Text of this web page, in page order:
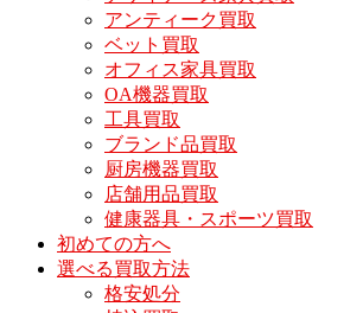
アンティーク買取
ベット買取
オフィス家具買取
OA機器買取
工具買取
ブランド品買取
厨房機器買取
店舗用品買取
健康器具・スポーツ買取
初めての方へ
選べる買取方法
格安処分